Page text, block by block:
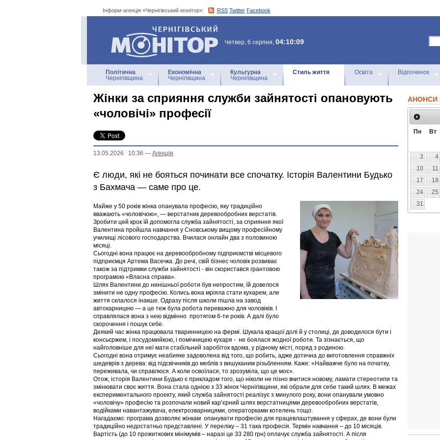
Інформ-агенція «Чернігівський монітор»: RSS Twitter Facebook
Інформ-агенція
«Чернігівський монітор»
Четвер, 6 серпня, 04:10:09
Політична
Чернігівщина
Економічна
Чернігівщина
Культурна
Чернігівщина
Стиль життя Освіта Відпочинок
Жінки за сприяння служби зайнятості опановують
«чоловічі» професії
13.05.2026 10:36 — Агенцiя
Є люди, які не бояться починати все спочатку. Історія Валентини Будько
з Бахмача — саме про це.
Майже у 50 років жінка опанувала професію, яку традиційно
вважають «чоловічою», — верстатник деревообробних верстатів.
Зробити цей крок їй допомогла служба зайнятості, за сприяння якої
Валентина пройшла навчання у Сновському вищому професійному
училищі лісового господарства. Вчилася онлайн два з половиною
місяці.
Сьогодні вона працює на деревообробному підприємстві місцевого
підприємця Артема Васечка. До речі, свій бізнес чоловік розвиває
також за підтримки служби зайнятості - він скористався грантовою
програмою «Власна справа».
Шлях Валентини до нинішньої роботи був непростим, їй довелося
змінити не одну професію. Колись вона мріяла стати кухарем, але
життя склалося інакше. Одразу після школи пішла на завод
автокарницею — а це теж була робота переважно для чоловіків. І
справлялася вона з нею відмінно протягом 6-ти років. А далі було
скорочення і пошук себе.
Деякий час жінка працювала тваринницею на фермі. Шукала кращої долі й у столиці, де доводилося бути і
консьєржем, і посудомийкою, і помічницею кухаря - не боялася жодної роботи. Та зізнається, що
найголовніше для неї мати стабільний заробіток вдома, у рідному місті, поряд з родиною.
Сьогодні вона отримує неабияке задоволена від того, що робить, адже дотична до виготовлення справжніх
шедеврів з дерева: від підсвічників до меблів з вишуканим різьбленням. Каже: «Найважче було на початку,
переживала, чи справлюся. А коли освоїлася, то зрозуміла, що це моє».
Отож, історія Валентини Будько є прикладом того, що ніколи не пізно вчитися новому, ламати стереотипи та
змінювати своє життя. Вона стала однією з 33 жінок Чернігівщини, які обрали для себе такий шлях. В межах
експериментального проекту, який служба зайнятості реалізує з минулого року, вони опанували умовно
«чоловічу» професію та розпочали новий кар’єрний шлях верстатницями деревообробних верстатів,
водійками навантажувача, електрозварницями, операторками котелень тощо.
Нагадаємо: програма дозволяє жінкам опанувати професію для працевлаштування у сферах, де вони були
традиційно недостатньо представлені. У переліку – 31 така професія. Термін навчання – до 10 місяців.
Вартість (до 10 прожиткових мінімумів – наразі це 33 280 грн) оплачує служба зайнятості. А після
АНОНСИ
Пн Вт
3
4
10
11
17
18
24
25
31